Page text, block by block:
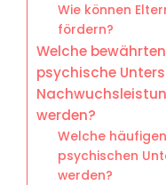
Wie können
fördern?
Welche
psychische
werden?
Welche
psychischen
werden?